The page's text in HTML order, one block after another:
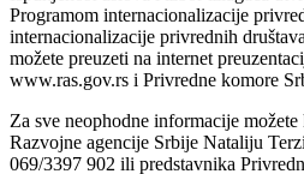
Programom internacionalizacije
internacionalizacije privrednih
možete preuzeti na internet
www.ras.gov.rs i Privredne komore
Za sve neophodne informacije
Razvojne agencije Srbije Nataliju
069/3397 902 ili predstavnika